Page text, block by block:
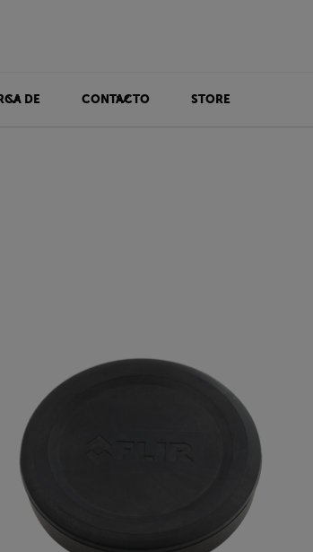
DE CONTACTO STORE